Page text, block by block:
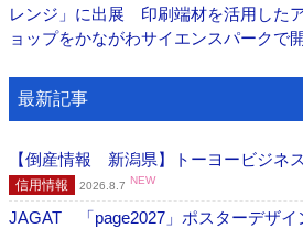
レンジ」に出展 印刷端材を活用した
ョップをかながわサイエンスパークで
最新記事
【倒産情報 新潟県】トーヨービジ
信用情報 2026.8.7 NEW
JAGAT 「page2027」ポスターデザイ